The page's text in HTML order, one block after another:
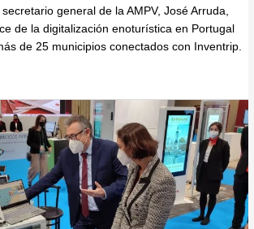
general de la AMPV, José Arruda,
de la digitalización enoturística en Portugal
de 25 municipios conectados con Inventrip.